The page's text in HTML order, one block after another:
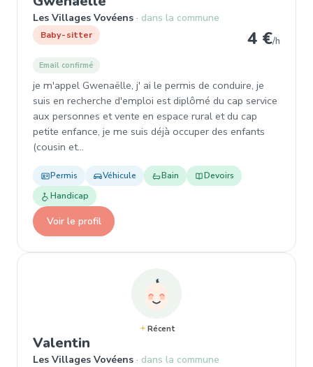
Les Villages Vovéens dans la commune
Baby-sitter 4 €/h
Email confirmé
je m'appel Gwenaëlle, j' ai le permis de conduire, je
suis en recherche d'emploi est diplômé du cap service
aux personnes et vente en espace rural et du cap
petite enfance, je me suis déjà occuper des enfants
(cousin et…
Permis Véhicule Bain
Devoirs
Handicap
Voir le profil
Récent
Valentin
Les Villages Vovéens dans la commune